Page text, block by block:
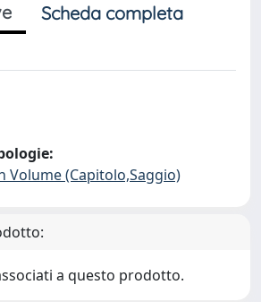
Scheda completa
Volume (Capitolo,Saggio)
a questo prodotto.